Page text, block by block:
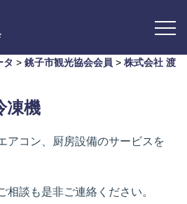
タ > 銚子市観光協会会員 > 株式会社 渡
凍機
アコン、厨房設備のサービスを
相談も是非ご連絡ください。